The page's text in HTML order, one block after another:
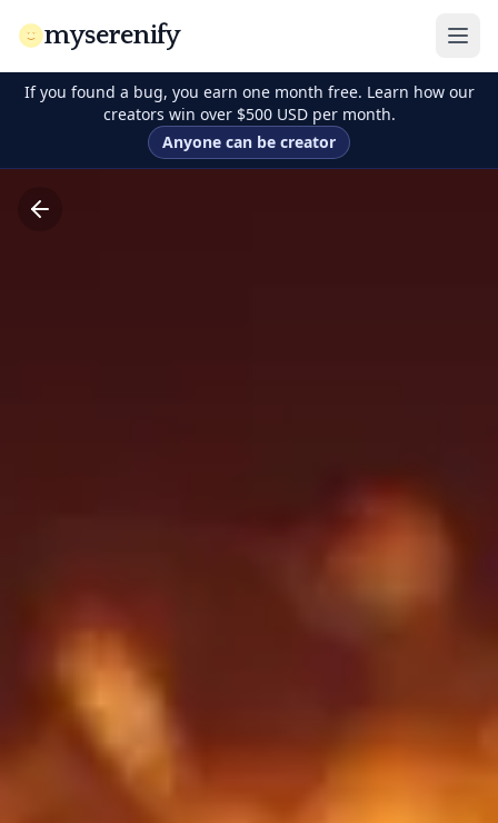
myserenify
If you found a bug, you earn one month free. Learn how our
creators win over $500 USD per month.
Anyone can be creator